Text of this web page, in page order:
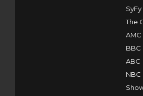
SyFy
The
AMC
BBC
ABC
NBC